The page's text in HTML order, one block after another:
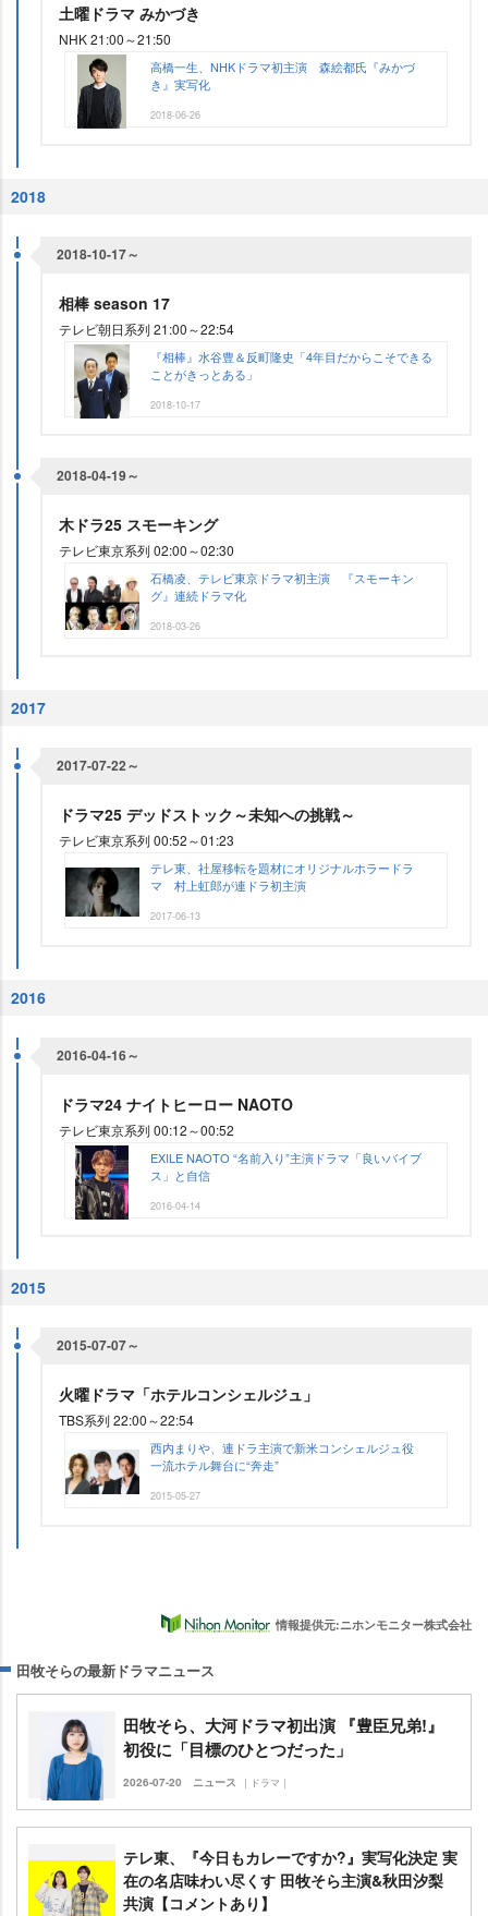
土曜ドラマ みかづき
NHK 21:00～21:50
高橋一生、NHKドラマ初主演 森絵都氏『みかづ
き』実写化
2018-06-26
2018
2018-10-17～
相棒 season 17
テレビ朝日系列 21:00～22:54
『相棒』水谷豊＆反町隆史「4年目だからこそできる
ことがきっとある」
2018-10-17
2018-04-19～
木ドラ25 スモーキング
テレビ東京系列 02:00～02:30
石橋凌、テレビ東京ドラマ初主演 『スモーキン
グ』連続ドラマ化
2018-03-26
2017
2017-07-22～
ドラマ25 デッドストック～未知への挑戦～
テレビ東京系列 00:52～01:23
テレ東、社屋移転を題材にオリジナルホラードラ
マ 村上虹郎が連ドラ初主演
2017-06-13
2016
2016-04-16～
ドラマ24 ナイトヒーロー NAOTO
テレビ東京系列 00:12～00:52
EXILE NAOTO “名前入り”主演ドラマ「良いバイブ
ス」と自信
2016-04-14
2015
2015-07-07～
火曜ドラマ「ホテルコンシェルジュ」
TBS系列 22:00～22:54
西内まりや、連ドラ主演で新米コンシェルジュ役
一流ホテル舞台に“奔走”
2015-05-27
情報提供元:ニホンモニター株式会社
田牧そらの最新ドラマニュース
田牧そら、大河ドラマ初出演 『豊臣兄弟!』
初役に「目標のひとつだった」
2026-07-20 ニュース ｜ドラマ｜
テレ東、『今日もカレーですか?』実写化決定 実
在の名店味わい尽くす 田牧そら主演&秋田汐梨
共演【コメントあり】